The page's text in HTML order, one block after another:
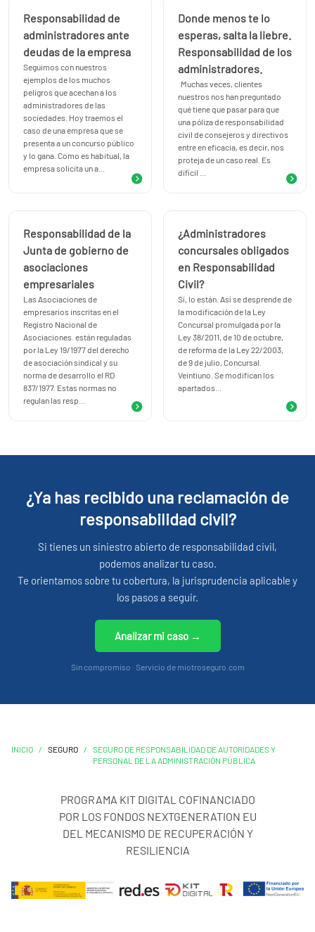
Responsabilidad de
administradores ante
deudas de la empresa
Seguimos con nuestros
ejemplos de los muchos
peligros que acechan a los
administradores de las
sociedades. Hoy traemos el
caso de una empresa que se
presenta a un concurso público
y lo gana. Como es habitual, la
empresa solicita un a...
Donde menos te lo
esperas, salta la liebre.
Responsabilidad de los
administradores.
Muchas veces, clientes
nuestros nos han preguntado
qué tiene que pasar para que
una póliza de responsabilidad
civil de consejeros y directivos
entre en eficacia, es decir, nos
proteja de un caso real. Es
difícil ...
Responsabilidad de la
Junta de gobierno de
asociaciones
empresariales
Las Asociaciones de
empresarios inscritas en el
Registro Nacional de
Asociaciones. están reguladas
por la Ley 19/1977 del derecho
de asociación sindical y su
norma de desarrollo el RD
837/1977. Estas normas no
regulan las resp...
¿Administradores
concursales obligados
en Responsabilidad
Civil?
Sí, lo están. Así se desprende de
la modificación de la Ley
Concursal promulgada por la
Ley 38/2011, de 10 de octubre,
de reforma de la Ley 22/2003,
de 9 de julio, Concursal.
Veintiuno. Se modifican los
apartados...
¿Ya has recibido una reclamación de
responsabilidad civil?
Si tienes un siniestro abierto de responsabilidad civil,
podemos analizar tu caso.
Te orientamos sobre tu cobertura, la jurisprudencia aplicable y
los pasos a seguir.
Analizar mi caso →
Sin compromiso · Servicio de miotroseguro.com
INICIO / SEGURO /
SEGURO DE RESPONSABILIDAD DE AUTORIDADES Y
PERSONAL DE LA ADMINISTRACIÓN PÚBLICA
PROGRAMA KIT DIGITAL COFINANCIADO
POR LOS FONDOS NEXTGENERATION EU
DEL MECANISMO DE RECUPERACIÓN Y
RESILIENCIA